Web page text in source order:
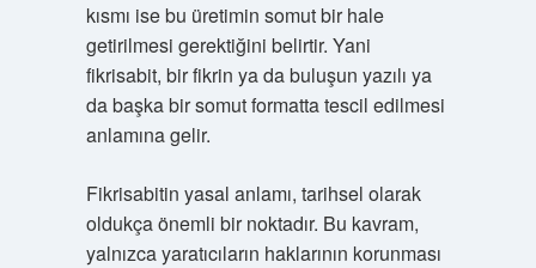
kısmı ise bu üretimin somut bir hale
getirilmesi gerektiğini belirtir. Yani
fikrisabit, bir fikrin ya da buluşun yazılı ya
da başka bir somut formatta tescil edilmesi
anlamına gelir.
Fikrisabitin yasal anlamı, tarihsel olarak
oldukça önemli bir noktadır. Bu kavram,
yalnızca yaratıcıların haklarının korunması